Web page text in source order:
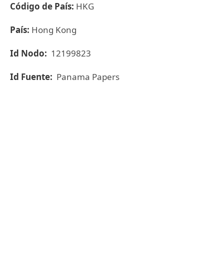
Código de País: HKG
País: Hong Kong
Id Nodo: 12199823
Id Fuente: Panama Papers